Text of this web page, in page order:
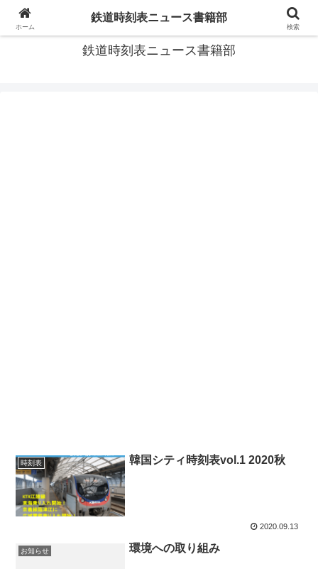
韓国、中国、アジア各地の時刻表・時刻表支援など
鉄道時刻表ニュース書籍部
時刻表 韓国シティ時刻表vol.1 2020秋
2020.09.13
お知らせ 環境への取り組み
ホーム
鉄道時刻表ニュース書籍部
検索